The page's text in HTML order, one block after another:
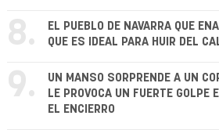
8.
EL PUEBLO DE NAVARRA QUE
QUE ES IDEAL PARA HUIR DEL
9.
UN MANSO SORPRENDE A UN
LE PROVOCA UN FUERTE GOLPE
EL ENCIERRO